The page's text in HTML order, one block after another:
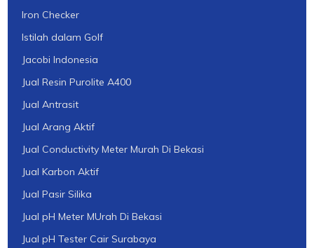
Iron Checker
Istilah dalam Golf
Jacobi Indonesia
Jual Resin Purolite A400
Jual Antrasit
Jual Arang Aktif
Jual Conductivity Meter Murah Di Bekasi
Jual Karbon Aktif
Jual Pasir Silika
Jual pH Meter MUrah Di Bekasi
Jual pH Tester Cair Surabaya